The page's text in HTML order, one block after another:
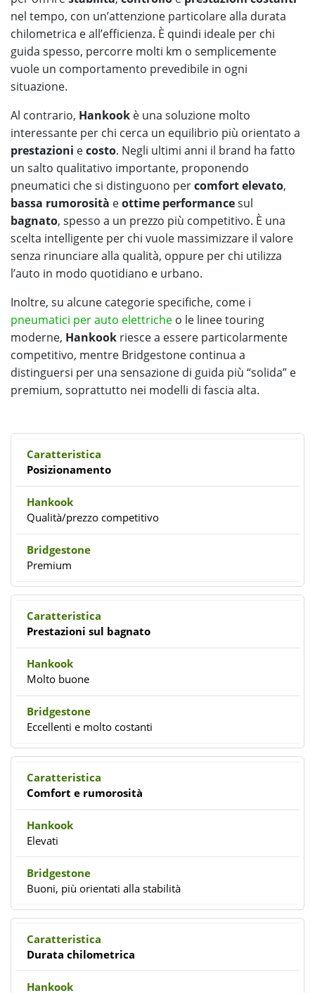
nel tempo, con un’attenzione particolare alla durata
chilometrica e all’efficienza. È quindi ideale per chi
guida spesso, percorre molti km o semplicemente
vuole un comportamento prevedibile in ogni
situazione.
Al contrario, Hankook è una soluzione molto
interessante per chi cerca un equilibrio più orientato a
prestazioni ecosto. Negli ultimi anni il brand ha fatto
un salto qualitativo importante, proponendo
pneumatici che si distinguono percomfort elevato,
bassa rumorosità eottime performancesul
bagnato, spesso a un prezzo più competitivo. È una
scelta intelligente per chi vuole massimizzare il valore
senza rinunciare alla qualità, oppure per chi utilizza
l’auto in modo quotidiano e urbano.
Inoltre, su alcune categorie specifiche, come i
pneumatici per auto elettriche o le linee touring
moderne, Hankook riesce a essere particolarmente
competitivo, mentre Bridgestone continua a
distinguersi per una sensazione di guida più “solida” e
premium, soprattutto nei modelli di fascia alta.
Posizionamento
Qualità/prezzo competitivo
Premium
Prestazioni sul bagnato
Molto buone
Eccellenti e molto costanti
Comfort e rumorosità
Elevati
Buoni, più orientati alla stabilità
Durata chilometrica